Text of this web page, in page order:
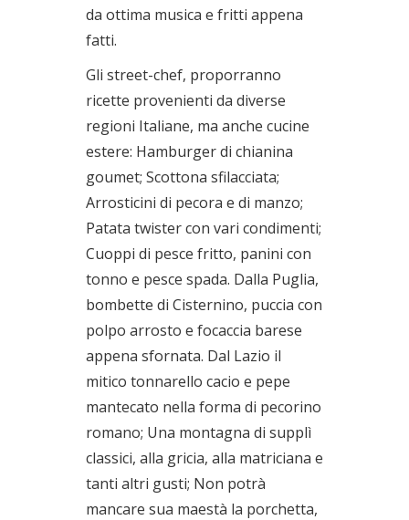
da ottima musica e fritti appena
fatti.
Gli street-chef, proporranno
ricette provenienti da diverse
regioni Italiane, ma anche cucine
estere: Hamburger di chianina
goumet; Scottona sfilacciata;
Arrosticini di pecora e di manzo;
Patata twister con vari condimenti;
Cuoppi di pesce fritto, panini con
tonno e pesce spada. Dalla Puglia,
bombette di Cisternino, puccia con
polpo arrosto e focaccia barese
appena sfornata. Dal Lazio il
mitico tonnarello cacio e pepe
mantecato nella forma di pecorino
romano; Una montagna di supplì
classici, alla gricia, alla matriciana e
tanti altri gusti; Non potrà
mancare sua maestà la porchetta,